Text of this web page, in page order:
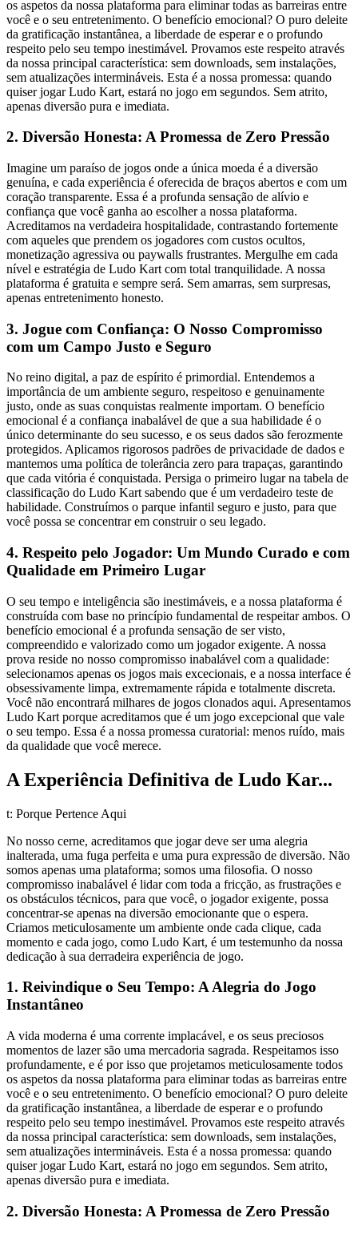
os aspetos da nossa plataforma para eliminar todas as barreiras entre
você e o seu entretenimento. O benefício emocional? O puro deleite
da gratificação instantânea, a liberdade de esperar e o profundo
respeito pelo seu tempo inestimável. Provamos este respeito através
da nossa principal característica: sem downloads, sem instalações,
sem atualizações intermináveis. Esta é a nossa promessa: quando
quiser jogar Ludo Kart, estará no jogo em segundos. Sem atrito,
apenas diversão pura e imediata.
2. Diversão Honesta: A Promessa de Zero Pressão
Imagine um paraíso de jogos onde a única moeda é a diversão
genuína, e cada experiência é oferecida de braços abertos e com um
coração transparente. Essa é a profunda sensação de alívio e
confiança que você ganha ao escolher a nossa plataforma.
Acreditamos na verdadeira hospitalidade, contrastando fortemente
com aqueles que prendem os jogadores com custos ocultos,
monetização agressiva ou paywalls frustrantes. Mergulhe em cada
nível e estratégia de Ludo Kart com total tranquilidade. A nossa
plataforma é gratuita e sempre será. Sem amarras, sem surpresas,
apenas entretenimento honesto.
3. Jogue com Confiança: O Nosso Compromisso
com um Campo Justo e Seguro
No reino digital, a paz de espírito é primordial. Entendemos a
importância de um ambiente seguro, respeitoso e genuinamente
justo, onde as suas conquistas realmente importam. O benefício
emocional é a confiança inabalável de que a sua habilidade é o
único determinante do seu sucesso, e os seus dados são ferozmente
protegidos. Aplicamos rigorosos padrões de privacidade de dados e
mantemos uma política de tolerância zero para trapaças, garantindo
que cada vitória é conquistada. Persiga o primeiro lugar na tabela de
classificação do Ludo Kart sabendo que é um verdadeiro teste de
habilidade. Construímos o parque infantil seguro e justo, para que
você possa se concentrar em construir o seu legado.
4. Respeito pelo Jogador: Um Mundo Curado e com
Qualidade em Primeiro Lugar
O seu tempo e inteligência são inestimáveis, e a nossa plataforma é
construída com base no princípio fundamental de respeitar ambos. O
benefício emocional é a profunda sensação de ser visto,
compreendido e valorizado como um jogador exigente. A nossa
prova reside no nosso compromisso inabalável com a qualidade:
selecionamos apenas os jogos mais excecionais, e a nossa interface é
obsessivamente limpa, extremamente rápida e totalmente discreta.
Você não encontrará milhares de jogos clonados aqui. Apresentamos
Ludo Kart porque acreditamos que é um jogo excepcional que vale
o seu tempo. Essa é a nossa promessa curatorial: menos ruído, mais
da qualidade que você merece.
A Experiência Definitiva de Ludo Kar...
t: Porque Pertence Aqui
No nosso cerne, acreditamos que jogar deve ser uma alegria
inalterada, uma fuga perfeita e uma pura expressão de diversão. Não
somos apenas uma plataforma; somos uma filosofia. O nosso
compromisso inabalável é lidar com toda a fricção, as frustrações e
os obstáculos técnicos, para que você, o jogador exigente, possa
concentrar-se apenas na diversão emocionante que o espera.
Criamos meticulosamente um ambiente onde cada clique, cada
momento e cada jogo, como Ludo Kart, é um testemunho da nossa
dedicação à sua derradeira experiência de jogo.
1. Reivindique o Seu Tempo: A Alegria do Jogo
Instantâneo
A vida moderna é uma corrente implacável, e os seus preciosos
momentos de lazer são uma mercadoria sagrada. Respeitamos isso
profundamente, e é por isso que projetamos meticulosamente todos
os aspetos da nossa plataforma para eliminar todas as barreiras entre
você e o seu entretenimento. O benefício emocional? O puro deleite
da gratificação instantânea, a liberdade de esperar e o profundo
respeito pelo seu tempo inestimável. Provamos este respeito através
da nossa principal característica: sem downloads, sem instalações,
sem atualizações intermináveis. Esta é a nossa promessa: quando
quiser jogar Ludo Kart, estará no jogo em segundos. Sem atrito,
apenas diversão pura e imediata.
2. Diversão Honesta: A Promessa de Zero Pressão